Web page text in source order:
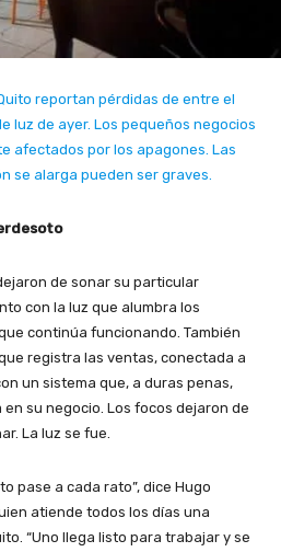
reportan pérdidas de entre el
luz de ayer. Los pequeños negocios
afectados por los apagones. Las
se alarga pueden ser graves.
de sonar su particular
con la luz que alumbra los
continúa funcionando. También
registra las ventas, conectada a
un sistema que, a duras penas,
su negocio. Los focos dejaron de
La luz se fue.
pase a cada rato”, dice Hugo
atiende todos los días una
“Uno llega listo para trabajar y se